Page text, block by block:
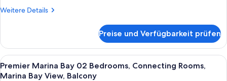
Floor,
anzeigen
Weitere Details
Weitere
Panoramic
02
Bedrooms,
Connecting
Preise und Verfügbarkeit prüfen
Alle
Fotos
Ein modernes Hotelzimmer mit
5
Premier Marina Bay 02 Bedrooms, Connecting Rooms,
Marina Bay View, Balcony